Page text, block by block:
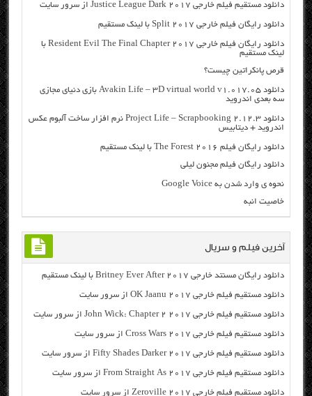
دانلود مستقیم فیلم خارجی Justice League Dark 2017 از سرور سایت
دانلود رایگان فیلم خارجی Split 2017 با لینک مستقیم
دانلود رایگان فیلم خارجی Resident Evil The Final Chapter 2017 با
لینک مستقیم
قرص پانکراتین چیست؟
دانلود Avakin Life – 3D virtual world v1.017.05 بازی دنیای مجازی
سه بعدی اندروید
دانلود Project Life – Scrapbooking 2.12.3 نرم افزار ساخت آلبوم عکس
اندروید + دیتابیس
دانلود رایگان فیلم The Forest 2016 با لینک مستقیم
دانلود رایگان فیلم مجنون لیلی
نحوه ی وارد شدن به Google Voice
خاصیت انبه
آخرین فیلم و سریال
دانلود رایگان مسنتد خارجی Britney Ever After 2017 با لینک مستقیم
دانلود مستقیم فیلم خارجی OK Jaanu 2017 از سرور سایت
دانلود مستقیم فیلم خارجی John Wick: Chapter 2 2017 از سرور سایت
دانلود مستقیم فیلم خارجی Cross Wars 2017 از سرور سایت
دانلود مستقیم فیلم خارجی Fifty Shades Darker 2017 از سرور سایت
دانلود مستقیم فیلم خارجی From Straight As 2017 از سرور سایت
دانلود مستقیم فیلم خارجی Zeroville 2017 از سرور سایت